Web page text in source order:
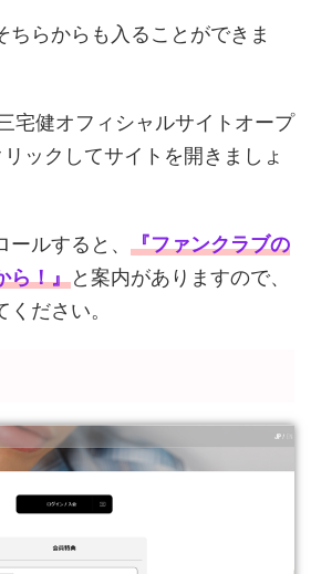
ちらからも入ることができま
宅健オフィシャルサイトオープ
ックしてサイトを開きましょ
ルすると、 『ファンクラブの
ら！』と案内がありますので、
ださい。